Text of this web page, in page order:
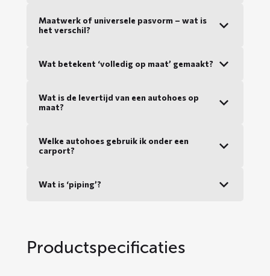
Maatwerk of universele pasvorm – wat is
het verschil?
Wat betekent ‘volledig op maat’ gemaakt?
Wat is de levertijd van een autohoes op
maat?
Welke autohoes gebruik ik onder een
carport?
Wat is ‘piping’?
Productspecificaties